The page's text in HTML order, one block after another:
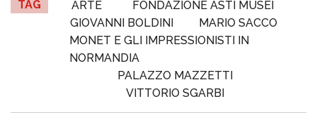
TAG ARTE
FONDAZIONE ASTI MUSEI
GIOVANNI BOLDINI
MARIO SACCO
MONET E GLI IMPRESSIONISTI IN
NORMANDIA
PALAZZO MAZZETTI
VITTORIO SGARBI